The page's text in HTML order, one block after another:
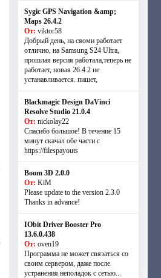
Sygic GPS Navigation &amp;
Maps 26.4.2
От: viktor58
Добрый день, на сяоми работает
отлично, на Samsung S24 Ultra,
прошлая версия работала,теперь не
работает, новая 26.4.2 не
устанавливается. пишет,
Blackmagic Design DaVinci
Resolve Studio 21.0.4
От: nickolay22
Спасибо большое! В течение 15
минут скачал обе части с
https://filespayouts
Boom 3D 2.0.0
От: KiM
Please update to the version 2.3.0
Thanks in advance!
IObit Driver Booster Pro
13.6.0.438
От: oven19
Программа не может связаться со
своим сервером, даже после
устранения неполадок с сетью...